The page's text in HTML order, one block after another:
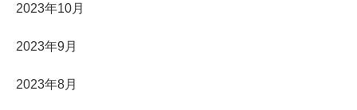
2023年10月
2023年9月
2023年8月